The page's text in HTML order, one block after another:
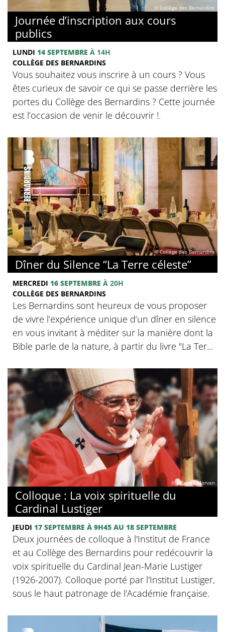
© Collège des Bernardins
Journée d’inscription aux cours
publics
LUNDI 14 SEPTEMBRE À 14H
COLLÈGE DES BERNARDINS
Vous souhaitez vous inscrire à un cours ? Vous
êtes curieux de savoir ce qui se passe derrière les
portes du Collège des Bernardins ? Cette journée
est l’occasion de venir le découvrir !.
© Collège des Bernardins
Dîner du Silence “La Terre céleste”
MERCREDI 16 SEPTEMBRE À 20H
COLLÈGE DES BERNARDINS
Les Bernardins sont heureux de vous proposer
de vivre l’expérience unique d’un dîner en silence
en vous invitant à méditer sur la manière dont la
Bible parle de la nature, à partir du livre "La Ter...
© Jacques Morvan
Colloque : La voix spirituelle du
Cardinal Lustiger
JEUDI 17 SEPTEMBRE À 9H45 AU 18 SEPTEMBRE
Deux journées de colloque à l'Institut de France
et au Collège des Bernardins pour redécouvrir la
voix spirituelle du Cardinal Jean-Marie Lustiger
(1926-2007). Colloque porté par l'Institut Lustiger,
sous le haut patronage de l'Académie française.